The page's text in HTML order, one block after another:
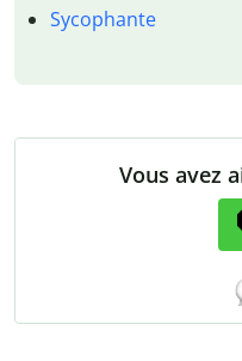
Sycophante
Vous avez